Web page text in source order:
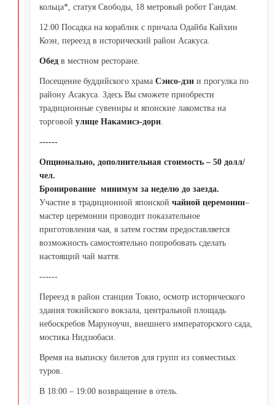
кольца*, статуя Свободы, 18 метровый робот Гандам.
12:00 Посадка на кораблик с причала Одайба Кайхин
Коэн, переезд в исторический район Асакуса.
Обед в местном ресторане.
Посещение буддийского храма Сэнсо-дзи и прогулка по
району Асакуса. Здесь Вы сможете приобрести
традиционные сувениры и японские лакомства на
торговой улице Накамисэ-дори
------
Опционально, дополнительная стоимость – 50 долл/
чел.
Бронирование минимум за неделю до заезда.
Участие в традиционной японской чайной церемонии–
мастер церемонии проводит показательное
приготовления чая, я затем гостям предоставляется
возможность самостоятельно попробовать сделать
настоящий чай маття.
------
Переезд в район станции Токио, осмотр исторического
здания токийского вокзала, центральной площадь
небоскребов Маруноучи, внешнего императорского сада,
мостика Нидзюбаси.
Время на выписку билетов для групп из совместных
туров.
В 18:00 – 19:00 возвращение в отель.